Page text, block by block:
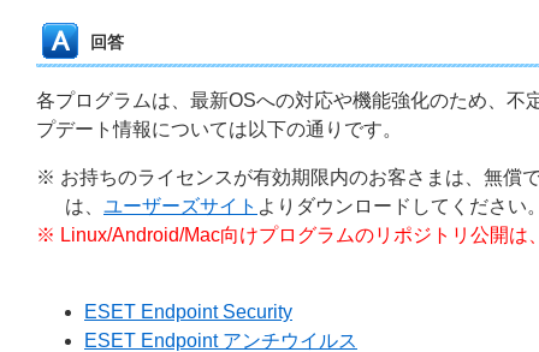
回答
各プログラムは、最新OSへの対応や機能強化のため、
プデート情報については以下の通りです。
※ お持ちのライセンスが有効期限内のお客さまは、無償
は、 ユーザーズサイト よりダウンロードしてください
※ Linux/Android/Mac向けプログラムのリポジトリ公開
ESET Endpoint Security
ESET Endpoint アンチウイルス